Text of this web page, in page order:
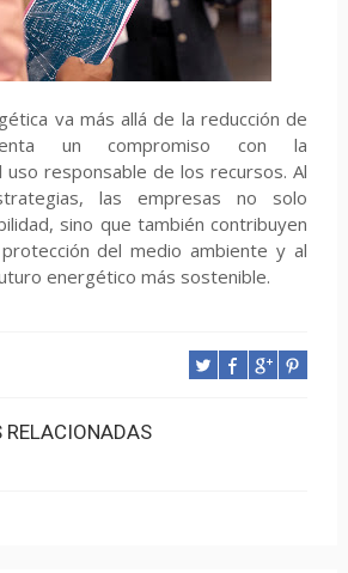
va más allá de la reducción de
un compromiso con la
uso responsable de los recursos. Al
las empresas no solo
sino que también contribuyen
del medio ambiente y al
energético más sostenible.
RELACIONADAS